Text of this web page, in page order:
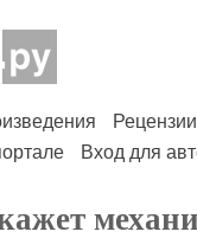
Рецензии
Вход для